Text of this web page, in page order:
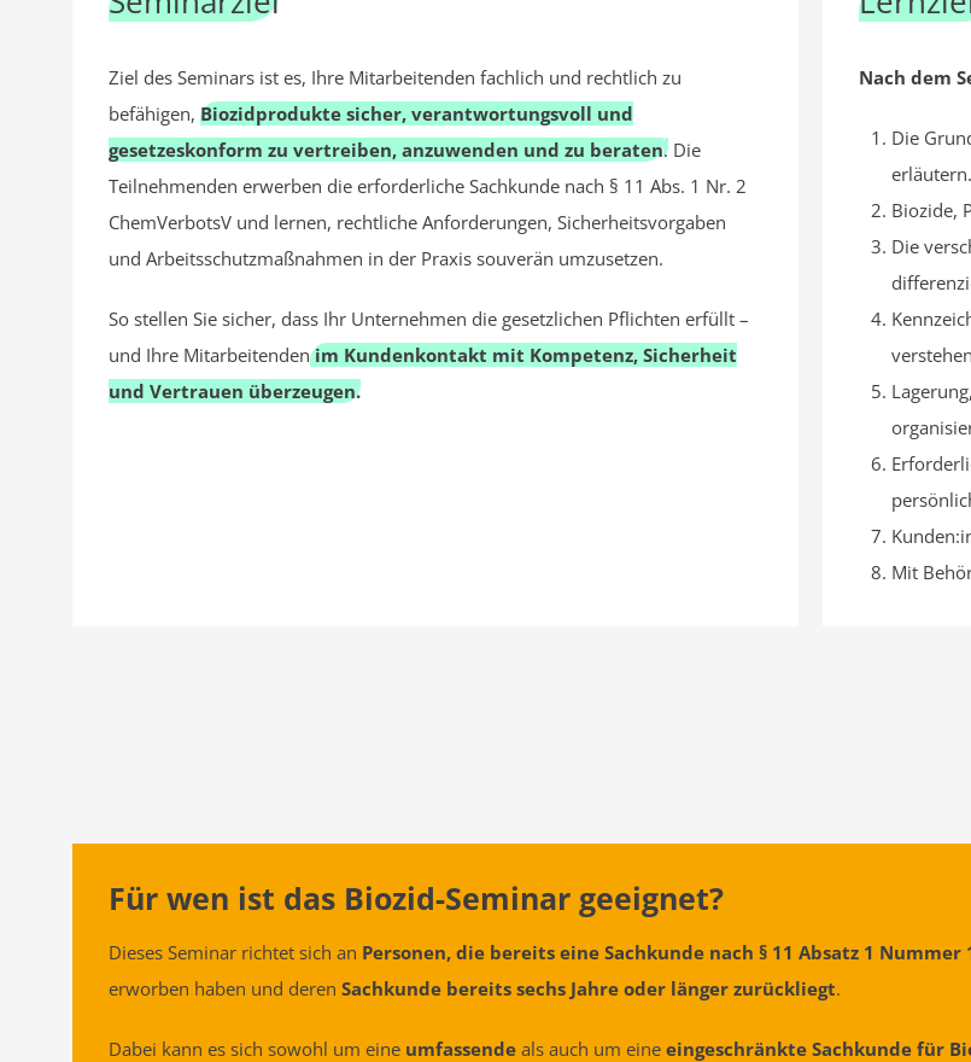
Ziel des Seminars ist es, Ihre Mitarbeitenden fachlich und rechtlich zu
befähigen, Biozidprodukte sicher, verantwortungsvoll und
gesetzeskonform zu vertreiben, anzuwenden und zu beraten. Die
Teilnehmenden erwerben die erforderliche Sachkunde nach § 11 Abs. 1 Nr. 2
ChemVerbotsV und lernen, rechtliche Anforderungen, Sicherheitsvorgaben
und Arbeitsschutzmaßnahmen in der Praxis souverän umzusetzen.
So stellen Sie sicher, dass Ihr Unternehmen die gesetzlichen Pflichten erfüllt –
und Ihre Mitarbeitendenim Kundenkontakt mit Kompetenz, Sicherheit
und Vertrauen überzeugen.
Nach dem
Die
erläutern.
Biozide,
Die
Mit
Für wen ist das Biozid-Seminar geeignet?
Dieses Seminar richtet sich an Personen, die bereits eine Sachkunde nach § 11 Absatz 1
erworben haben und deren Sachkunde bereits sechs Jahre oder länger zurückliegt.
Dabei kann es sich sowohl um eine umfassende als auch um eine eingeschränkte Sachkunde für